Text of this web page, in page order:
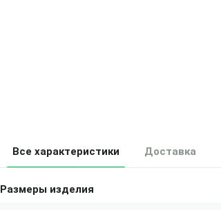
Все характеристики Доставка
Размеры изделия